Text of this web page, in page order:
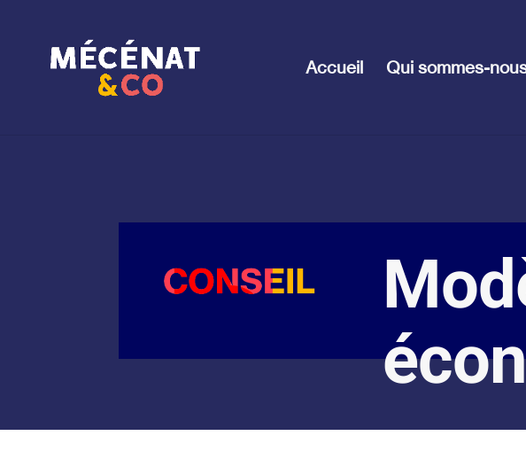
Accueil Qui sommes-